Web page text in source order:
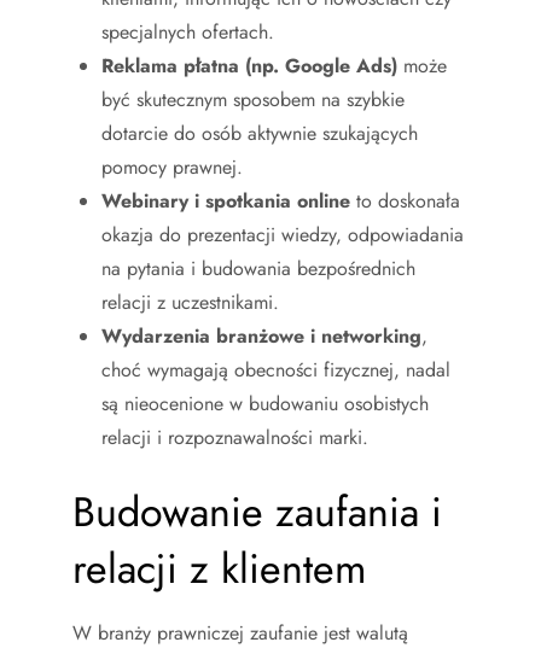
specjalnych ofertach.
Reklama płatna (np. Google Ads) może
być skutecznym sposobem na szybkie
dotarcie do osób aktywnie szukających
pomocy prawnej.
Webinary i spotkania online to doskonała
okazja do prezentacji wiedzy, odpowiadania
na pytania i budowania bezpośrednich
relacji z uczestnikami.
Wydarzenia branżowe i networking,
choć wymagają obecności fizycznej, nadal
są nieocenione w budowaniu osobistych
relacji i rozpoznawalności marki.
Budowanie zaufania i
relacji z klientem
W branży prawniczej zaufanie jest walutą